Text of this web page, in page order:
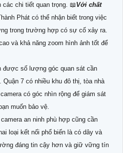
các chi tiết quan trọng. 📖Với chất
Phát có thể nhận biết trong việc
trong trường hợp có sự cố xảy ra.
và khả năng zoom hình ảnh tốt để
được số lượng góc quan sát cần
7 có nhiều khu đô thị, tòa nhà
có góc nhìn rộng để giám sát
muốn bảo vệ.
an ninh phù hợp cũng cần
loại kết nối phổ biến là có dây và
đáng tin cậy hơn và giữ vững tín